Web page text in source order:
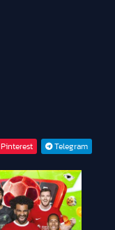
Pinterest Telegram